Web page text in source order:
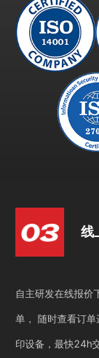
线
自主研发在线报价
单， 随时查看订
印设备，最快24h